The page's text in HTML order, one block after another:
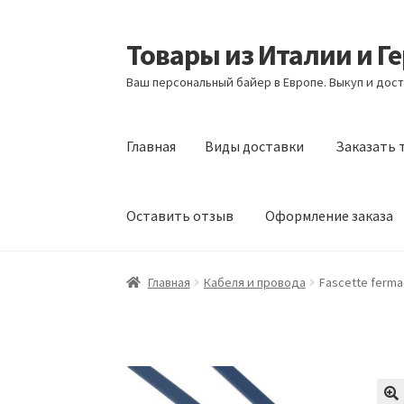
Перейти
к
навигации
Перейти
к
содержимому
Товары из Италии и
Ваш персональный байер в Европе. Выкуп и
Главная Виды доставки Заказать
Оставить отзыв Оформление заказа
Главная Виды доставки Заказать товары
Главная Кабеля и провода Fascette